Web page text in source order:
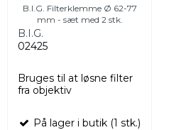
B.I.G. Filterklemme Ø 62-77
mm - sæt med 2 stk.
B.I.G.
02425
Bruges til at løsne filter
fra objektiv
På lager i butik (1 stk.)